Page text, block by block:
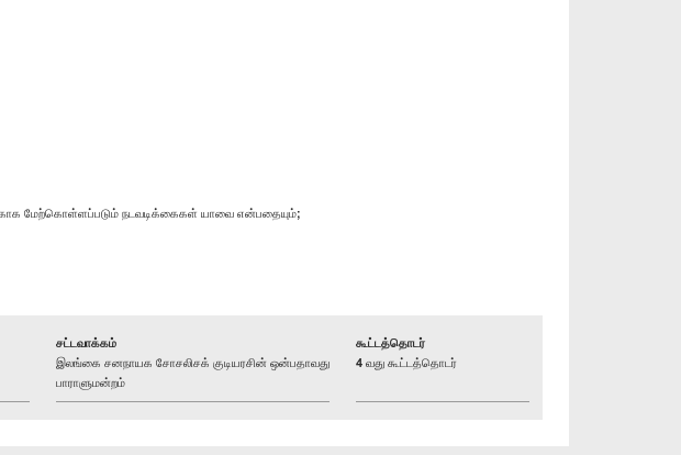
மேற்கொள்ளப்படும் நடவடிக்கைகள் யாவை என்பதையும்;
சட்டவாக்கம்
இலங்கை சனநாயக சோசலிசக் குடியரசின் ஒன்பதாவது
பாராளுமன்றம்
கூட்டத்தொடர்
4 வது கூட்டத்தொடர்